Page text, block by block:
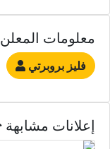
معلومات المعلن
فليز بروبرتي
إعلانات مشابهة